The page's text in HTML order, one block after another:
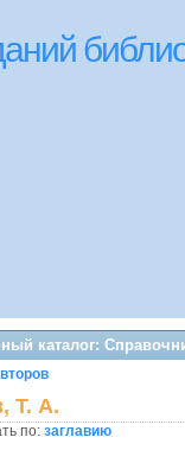
каталог:
Т. А.
по: заглавию